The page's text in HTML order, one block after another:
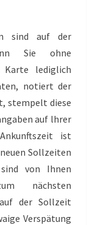
sind auf der
Sie ohne
Karte lediglich
notiert der
stempelt diese
auf lhrer
ist
Sollzeiten
von Ihnen
nächsten
der Sollzeit
Verspätung